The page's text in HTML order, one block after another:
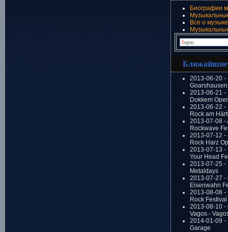
Биографии
Все о музыке
2013-06-20 -
2013-06-21 -
Dokkem
2013-06-22 -
Rock am
2013-07-08 -
Rockwave
2013-07-12 -
Rock Harz
2013-07-13 -
Your Head
2013-07-25 -
Metaldays
2013-07-27 -
Eisenwahn
2013-08-08 -
Rock Festival
2013-08-10 -
Vagos -
2014-01-09 -
Garage